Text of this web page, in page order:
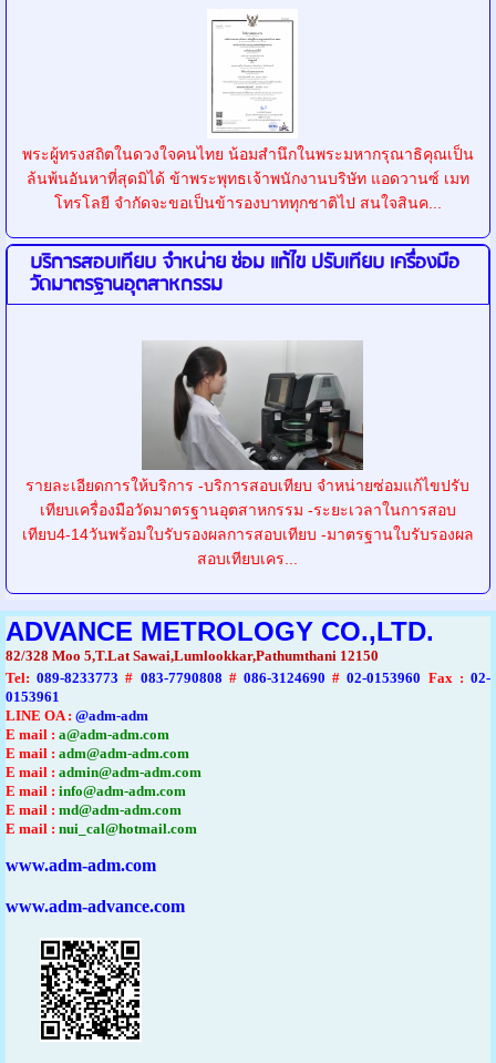
พระผู้ทรงสถิตในดวงใจคนไทย น้อมสำนึกในพระมหากรุณาธิคุณเป็น
ล้นพ้นอันหาที่สุดมิได้ ข้าพระพุทธเจ้าพนักงานบริษัท แอดวานซ์ เมท
โทรโลยี จำกัดจะขอเป็นข้ารองบาททุกชาติไป สนใจสินค...
บริการสอบเทียบ จำหน่าย ซ่อม แก้ไข ปรับเทียบ เครื่องมือ
วัดมาตรฐานอุตสาหกรรม
รายละเอียดการให้บริการ -บริการสอบเทียบ จำหน่ายซ่อมแก้ไขปรับ
เทียบเครื่องมือวัดมาตรฐานอุตสาหกรรม -ระยะเวลาในการสอบ
เทียบ4-14วันพร้อมใบรับรองผลการสอบเทียบ -มาตรฐานใบรับรองผล
สอบเทียบเคร...
ADVANCE METROLOGY CO.,LTD.
82/328 Moo 5,T.Lat Sawai,Lumlookkar,Pathumthani 12150
Tel: 089-8233773 # 083-7790808 #086-3124690 #02-0153960 Fax :02-
0153961
LINE OA : @adm-adm
E mail : a@adm-adm.com
E mail : adm@adm-adm.com
E mail : admin@adm-adm.com
E mail : info@adm-adm.com
E mail : md@adm-adm.com
E mail : nui_cal@hotmail.com
www.adm-adm.com
www.adm-advance.com